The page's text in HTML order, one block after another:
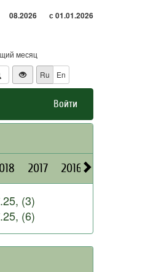
08.2026 с 01.01.2026
месяц
Ru
En
Войти
2017 2016
(3)
(6)